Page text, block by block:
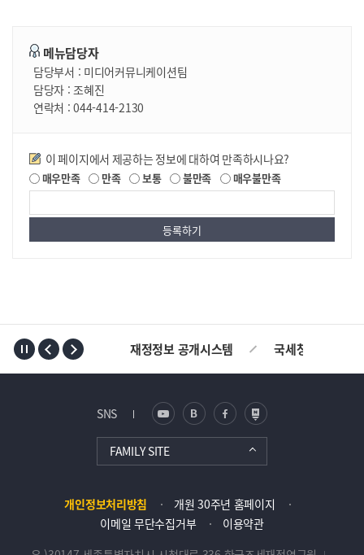
메뉴담당자
담당부서 : 미디어커뮤니케이션팀
담당자 :조혜진
연락처 :044-414-2130
만족도조사
이 페이지에서 제공하는 정보에 대하여 만족하시나요?
매우만족 만족 보통 불만족 매우불만족
재정정보 공개시스템 국세청
SNS
FAMILY SITE
개인정보처리방침
개원 30주년 홈페이지
이메일 무단수집거부
이용약관